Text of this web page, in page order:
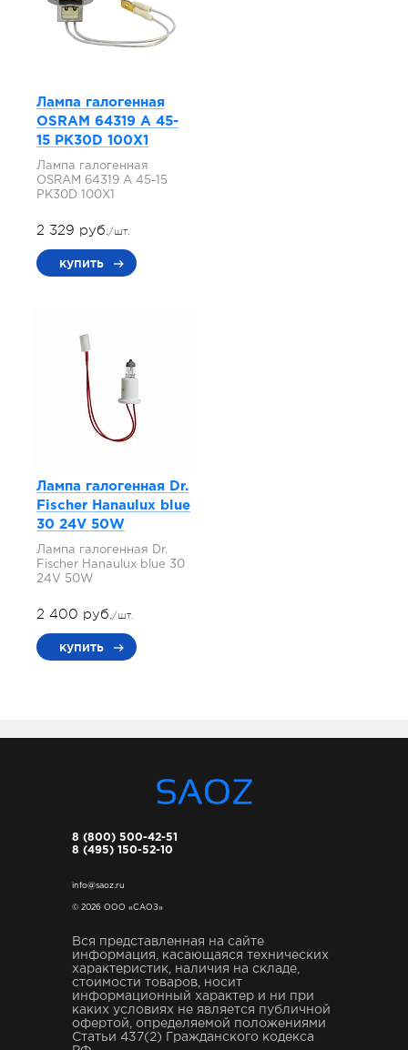
Лампа галогенная
OSRAM 64319 A 45-
15 PK30D 100X1
Лампа галогенная
OSRAM 64319 A 45-15
PK30D 100X1
2 329 руб./шт.
купить
Лампа галогенная Dr.
Fischer Hanaulux blue
30 24V 50W
Лампа галогенная Dr.
Fischer Hanaulux blue 30
24V 50W
2 400 руб./шт.
купить
8 (800) 500-42-51
8 (495) 150-52-10
info@saoz.ru
© 2026 ООО «САОЗ»
Вся представленная на сайте
информация, касающаяся технических
характеристик, наличия на складе,
стоимости товаров, носит
информационный характер и ни при
каких условиях не является публичной
офертой, определяемой положениями
Статьи 437(2) Гражданского кодекса